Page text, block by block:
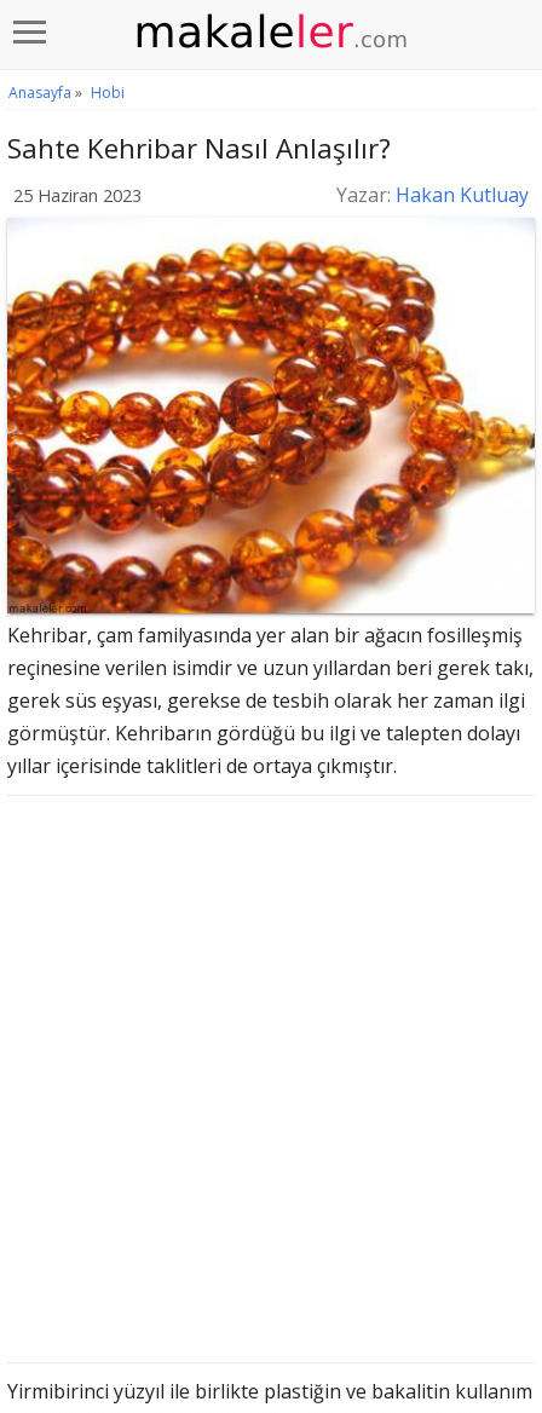
Anasayfa » Hobi
Sahte Kehribar Nasıl Anlaşılır?
25 Haziran 2023 Yazar: Hakan Kutluay
Kehribar, çam familyasında yer alan bir ağacın fosilleşmiş
reçinesine verilen isimdir ve uzun yıllardan beri gerek takı,
gerek süs eşyası, gerekse de tesbih olarak her zaman ilgi
görmüştür. Kehribarın gördüğü bu ilgi ve talepten dolayı
yıllar içerisinde taklitleri de ortaya çıkmıştır.
Yirmibirinci yüzyıl ile birlikte plastiğin ve bakalitin kullanım